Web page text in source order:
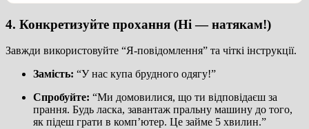
4. Конкретизуйте прохання (Ні — натякам!)
Завжди використовуйте “Я-повідомлення” та чіткі інструкції.
Замість: “У нас купа брудного одягу!”
Спробуйте: “Ми домовилися, що ти відповідаєш за
прання. Будь ласка, завантаж пральну машину до того,
як підеш грати в комп’ютер. Це займе 5 хвилин.”